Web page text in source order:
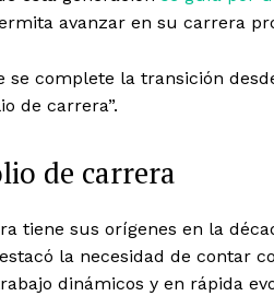
avanzar en su carrera
se complete la transición
de carrera”.
de carrera
tiene sus orígenes en la
la necesidad de contar
dinámicos y en rápida